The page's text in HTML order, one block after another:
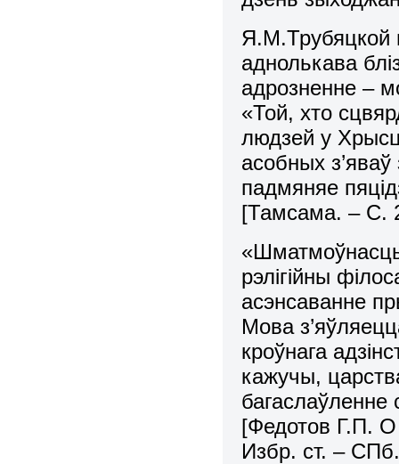
Я.М.Трубяцкой
аднолькава
адрозненне –
«Той, хто
людзей у
асобных
падмяняе
[Тамсама. – С.
рэлiгiйны
асэнсаванне
Мова
кроўнага
кажучы,
багаслаўленне
[Федотов Г.П. О
Избр. ст. –